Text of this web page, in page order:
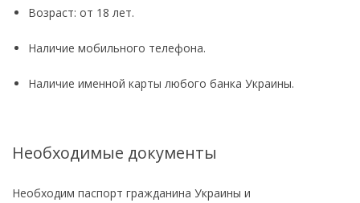
Возраст: от 18 лет.
Наличие мобильного телефона.
Наличие именной карты любого банка Украины.
Необходимые документы
Необходим паспорт гражданина Украины и